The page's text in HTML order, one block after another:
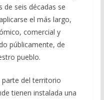
de seis décadas se
el más largo,
comercial y
públicamente, de
pueblo.
parte del territorio
tienen instalada una